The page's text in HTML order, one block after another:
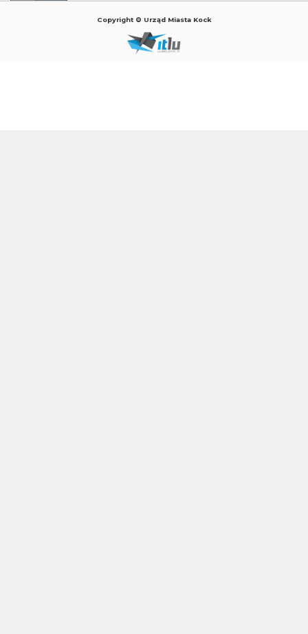
Copyright © Urząd Miasta Kock